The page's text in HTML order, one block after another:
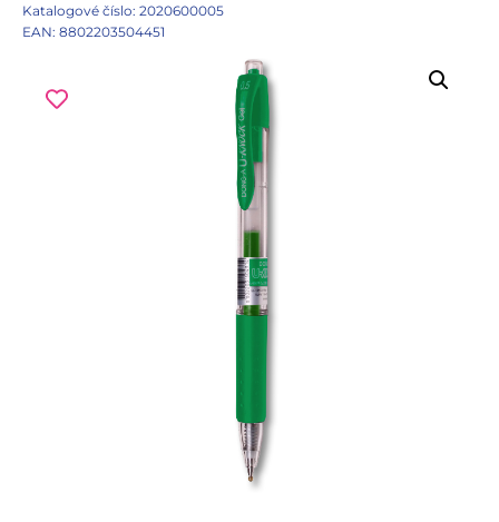
Katalogové číslo: 2020600005
EAN: 8802203504451